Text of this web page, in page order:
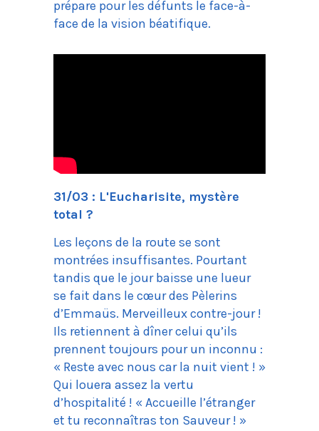
prépare pour les défunts le face-à-
face de la vision béatifique.
31/03 : L'Eucharisite, mystère
total ?
Les leçons de la route se sont
montrées insuffisantes. Pourtant
tandis que le jour baisse une lueur
se fait dans le cœur des Pèlerins
d’Emmaüs. Merveilleux contre-jour !
Ils retiennent à dîner celui qu’ils
prennent toujours pour un inconnu :
« Reste avec nous car la nuit vient ! »
Qui louera assez la vertu
d’hospitalité ! « Accueille l’étranger
et tu reconnaîtras ton Sauveur ! »